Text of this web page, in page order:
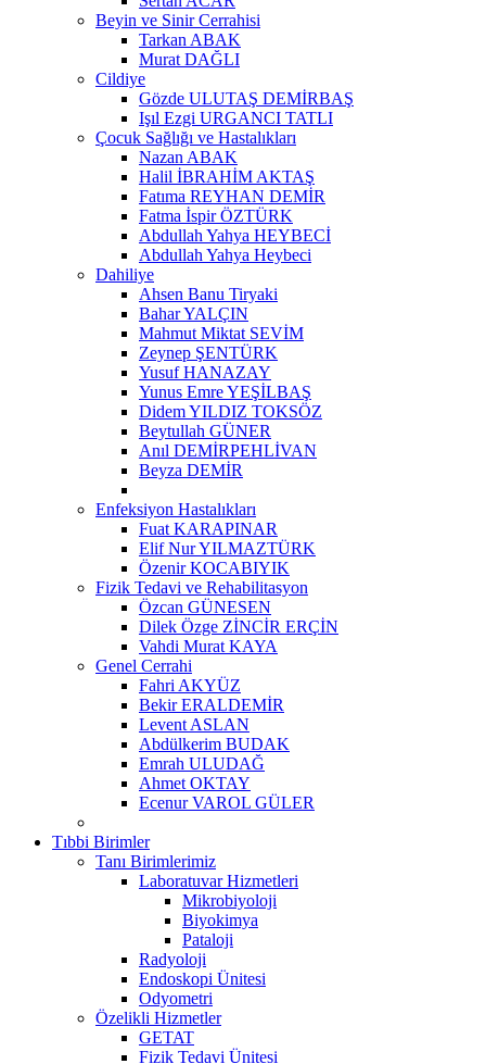
Beyin ve Sinir Cerrahisi
Tarkan ABAK
Murat DAĞLI
Cildiye
Gözde ULUTAŞ DEMİRBAŞ
Işıl Ezgi URGANCI TATLI
Çocuk Sağlığı ve Hastalıkları
Nazan ABAK
Halil İBRAHİM AKTAŞ
Fatıma REYHAN DEMİR
Fatma İspir ÖZTÜRK
Abdullah Yahya HEYBECİ
Abdullah Yahya Heybeci
Dahiliye
Ahsen Banu Tiryaki
Bahar YALÇIN
Mahmut Miktat SEVİM
Zeynep ŞENTÜRK
Yusuf HANAZAY
Yunus Emre YEŞİLBAŞ
Didem YILDIZ TOKSÖZ
Beytullah GÜNER
Anıl DEMİRPEHLİVAN
Beyza DEMİR
Enfeksiyon Hastalıkları
Fuat KARAPINAR
Elif Nur YILMAZTÜRK
Özenir KOCABIYIK
Fizik Tedavi ve Rehabilitasyon
Özcan GÜNESEN
Dilek Özge ZİNCİR ERÇİN
Vahdi Murat KAYA
Genel Cerrahi
Fahri AKYÜZ
Bekir ERALDEMİR
Levent ASLAN
Abdülkerim BUDAK
Emrah ULUDAĞ
Ahmet OKTAY
Ecenur VAROL GÜLER
Tıbbi Birimler
Tanı Birimlerimiz
Laboratuvar Hizmetleri
Mikrobiyoloji
Biyokimya
Pataloji
Radyoloji
Endoskopi Ünitesi
Odyometri
Özelikli Hizmetler
GETAT
Fizik Tedavi Ünitesi